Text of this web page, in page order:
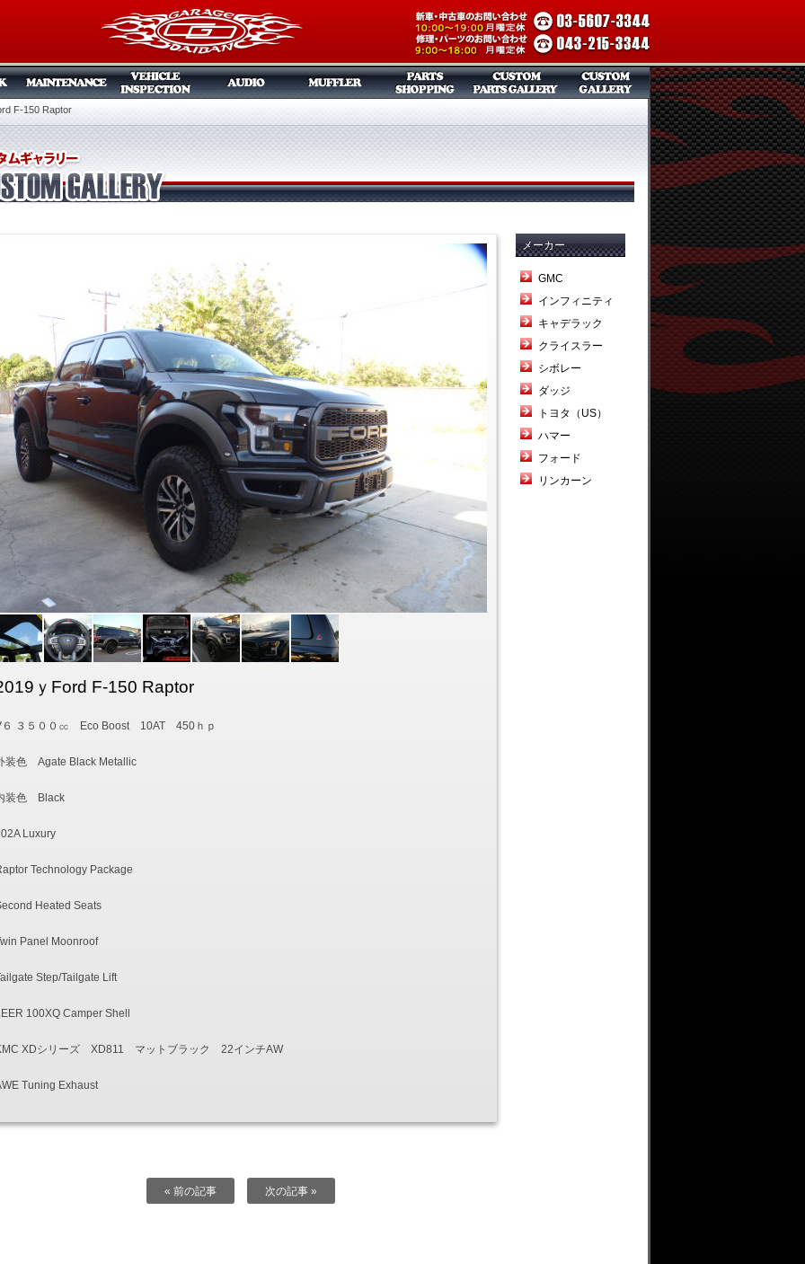
F-150 Raptor
ｙFord F-150 Raptor
６ ３５００㏄ Eco Boost 10AT 450ｈｐ
装色 Agate Black Metallic
装色 Black
Luxury
Technology Package
Heated Seats
Panel Moonroof
Step/Tailgate Lift
100XQ Camper Shell
XDシリーズ XD811 マットブラック 22インチAW
Tuning Exhaust
« 前の記事 次の記事 »
メーカー
GMC
インフィニティ
キャデラック
クライスラー
シボレー
ダッジ
トヨタ（US）
ハマー
フォード
リンカーン